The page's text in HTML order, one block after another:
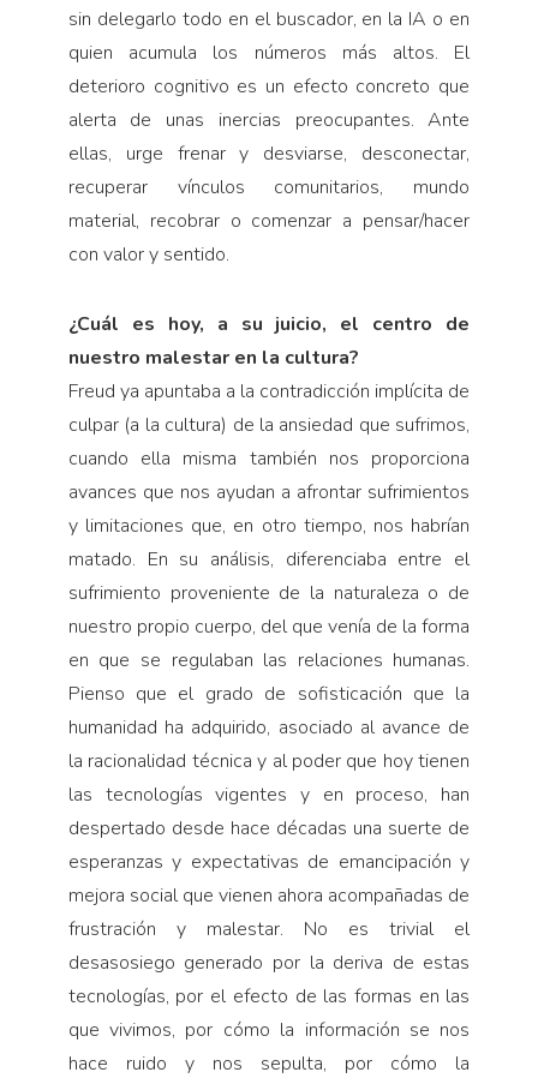
sin delegarlo todo en el buscador, en la IA o en
quien acumula los números más altos. El
deterioro cognitivo es un efecto concreto que
alerta de unas inercias preocupantes. Ante
ellas, urge frenar y desviarse, desconectar,
recuperar vínculos comunitarios, mundo
material, recobrar o comenzar a pensar/hacer
con valor y sentido.
¿Cuál es hoy, a su juicio, el centro de
nuestro malestar en la cultura?
Freud ya apuntaba a la contradicción implícita de
culpar (a la cultura) de la ansiedad que sufrimos,
cuando ella misma también nos proporciona
avances que nos ayudan a afrontar sufrimientos
y limitaciones que, en otro tiempo, nos habrían
matado. En su análisis, diferenciaba entre el
sufrimiento proveniente de la naturaleza o de
nuestro propio cuerpo, del que venía de la forma
en que se regulaban las relaciones humanas.
Pienso que el grado de sofisticación que la
humanidad ha adquirido, asociado al avance de
la racionalidad técnica y al poder que hoy tienen
las tecnologías vigentes y en proceso, han
despertado desde hace décadas una suerte de
esperanzas y expectativas de emancipación y
mejora social que vienen ahora acompañadas de
frustración y malestar. No es trivial el
desasosiego generado por la deriva de estas
tecnologías, por el efecto de las formas en las
que vivimos, por cómo la información se nos
hace ruido y nos sepulta, por cómo la